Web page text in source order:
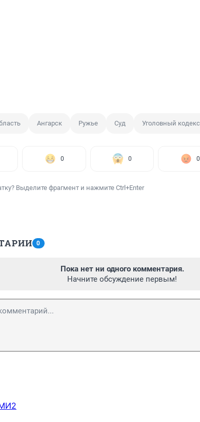
Ангарск Ружье Суд Уголовный кодекс
0 0 0
Выделите фрагмент и нажмите Ctrl+Enter
0
Пока нет ни одного комментария.
Начните обсуждение первым!